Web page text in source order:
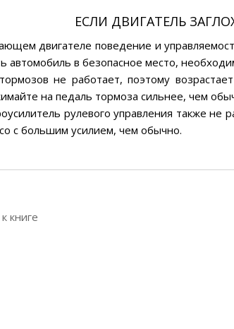
ЕСЛИ ДВИГАТЕЛЬ
двигателе поведение и
автомобиль в безопасное место,
не работает, поэтому
на педаль тормоза сильнее, чем
рулевого управления также
с большим усилием, чем обычно.
книге